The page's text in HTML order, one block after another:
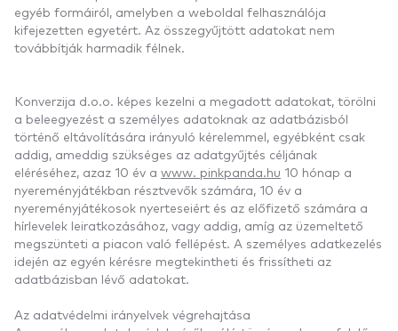
egyéb formáiról, amelyben a weboldal felhasználója
kifejezetten egyetért. Az összegyűjtött adatokat nem
továbbítják harmadik félnek.
Konverzija d.o.o. képes kezelni a megadott adatokat, törölni
a beleegyezést a személyes adatoknak az adatbázisból
történő eltávolítására irányuló kérelemmel, egyébként csak
addig, ameddig szükséges az adatgyűjtés céljának
eléréséhez, azaz 10 év a www. pinkpanda.hu 10 hónap a
nyereményjátékban résztvevők számára, 10 év a
nyereményjátékosok nyerteseiért és az előfizető számára a
hírlevelek leiratkozásához, vagy addig, amíg az üzemeltető
megszünteti a piacon való fellépést. A személyes adatkezelés
idején az egyén kérésre megtekintheti és frissítheti az
adatbázisban lévő adatokat.
Az adatvédelmi irányelvek végrehajtása